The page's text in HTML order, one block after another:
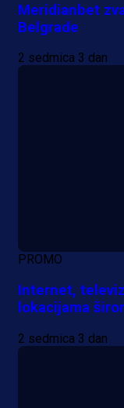
Meridianbet
Belgrade
2 sedmica 3 dan
PROMO
Internet,
lokacijama
2 sedmica 3 dan